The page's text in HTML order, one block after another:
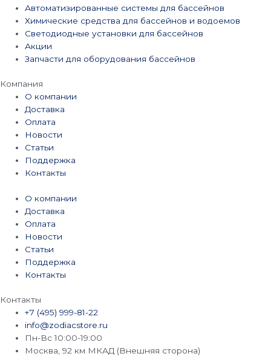
Автоматизированные системы для бассейнов
Химические средства для бассейнов и водоемов
Светодиодные установки для бассейнов
Акции
Запчасти для оборудования бассейнов
Компания
О компании
Доставка
Оплата
Новости
Статьи
Поддержка
Контакты
О компании
Доставка
Оплата
Новости
Статьи
Поддержка
Контакты
Контакты
+7 (495) 999-81-22
info@zodiacstore.ru
Пн-Вс 10:00-19:00
Москва, 92 км МКАД (Внешняя сторона)